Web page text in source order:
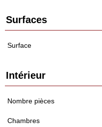
Surfaces
Surface
Intérieur
Nombre pièces
Chambres